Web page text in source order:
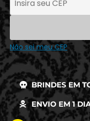
Não sei meu CEP
BRINDES EM
ENVIO EM 1